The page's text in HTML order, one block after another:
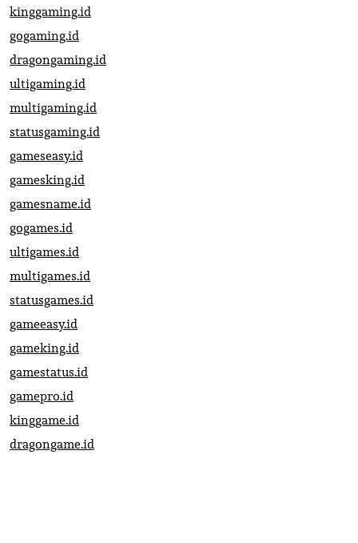
kinggaming.id
gogaming.id
dragongaming.id
ultigaming.id
multigaming.id
statusgaming.id
gameseasy.id
gamesking.id
gamesname.id
gogames.id
ultigames.id
multigames.id
statusgames.id
gameeasy.id
gameking.id
gamestatus.id
gamepro.id
kinggame.id
dragongame.id